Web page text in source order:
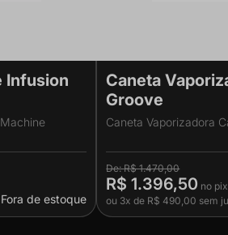
Infusion
Fora de estoque
Caneta
Groove
Caneta Vaporizadora
R$ 1.470,00
R$ 1.396,50
ou 3x de R$ 490,00 sem